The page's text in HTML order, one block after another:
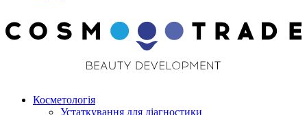
Косметологія
Устаткування для діагностики